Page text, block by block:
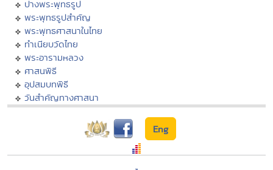
ปางพระพุทธรูป
พระพุทธรูปสำคัญ
พระพุทธศาสนาในไทย
ทำเนียบวัดไทย
พระอารามหลวง
ศาสนพิธี
อุปสมบทพิธี
วันสำคัญทางศาสนา
Eng